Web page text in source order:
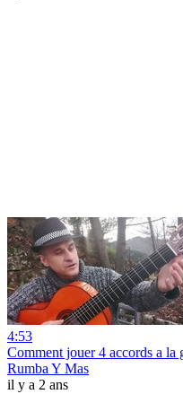
4:53
Comment jouer 4 accords a la
Rumba Y Mas
il y a 2 ans